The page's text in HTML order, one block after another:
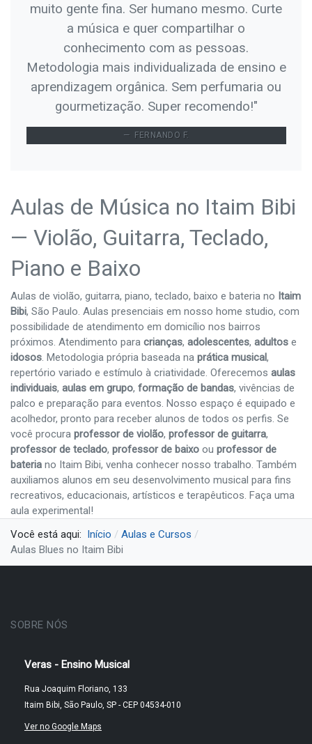
muito gente fina. Ser humano mesmo. Curte
a música e quer compartilhar o
conhecimento com as pessoas.
Metodologia mais individualizada de ensino e
aprendizagem orgânica. Sem perfumaria ou
gourmetização. Super recomendo!"
FERNANDO F.
Aulas de Música no Itaim Bibi
— Violão, Guitarra, Teclado,
Piano e Baixo
Aulas de violão, guitarra, piano, teclado, baixo e bateria no Itaim
Bibi, São Paulo. Aulas presenciais em nosso home studio, com
possibilidade de atendimento em domicílio nos bairros
próximos. Atendimento para crianças, adolescentes, adultos e
idosos. Metodologia própria baseada na prática musical,
repertório variado e estímulo à criatividade. Oferecemos aulas
individuais, aulas em grupo, formação de bandas, vivências de
palco e preparação para eventos. Nosso espaço é equipado e
acolhedor, pronto para receber alunos de todos os perfis. Se
você procura professor de violão, professor de guitarra,
professor de teclado, professor de baixo ou professor de
bateria no Itaim Bibi, venha conhecer nosso trabalho. Também
auxiliamos alunos em seu desenvolvimento musical para fins
recreativos, educacionais, artísticos e terapêuticos. Faça uma
aula experimental!
Você está aqui:
Início
Aulas e Cursos
Aulas Blues no Itaim Bibi
SOBRE NÓS
Veras - Ensino Musical
Rua Joaquim Floriano, 133
Itaim Bibi, São Paulo, SP - CEP 04534-010
Ver no Google Maps